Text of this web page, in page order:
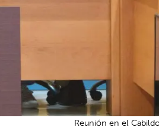
Reunión en el